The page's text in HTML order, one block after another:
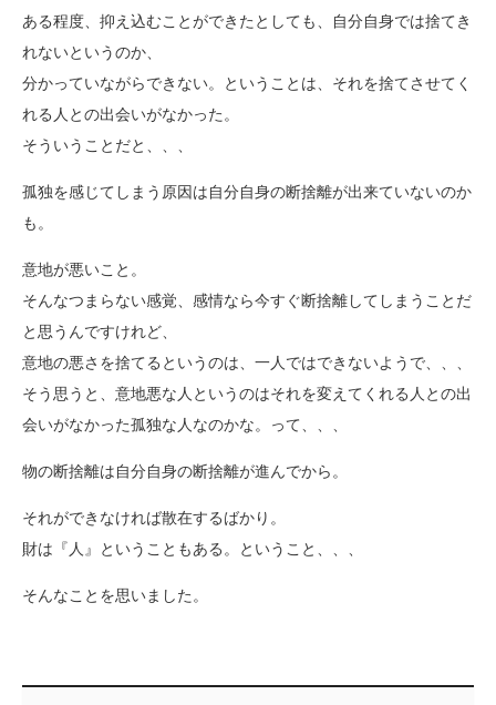
ある程度、抑え込むことができたとしても、自分自身では捨てき
れないというのか、
分かっていながらできない。ということは、それを捨てさせてく
れる人との出会いがなかった。
そういうことだと、、、
孤独を感じてしまう原因は自分自身の断捨離が出来ていないのか
も。
意地が悪いこと。
そんなつまらない感覚、感情なら今すぐ断捨離してしまうことだ
と思うんですけれど、
意地の悪さを捨てるというのは、一人ではできないようで、、、
そう思うと、意地悪な人というのはそれを変えてくれる人との出
会いがなかった孤独な人なのかな。って、、、
物の断捨離は自分自身の断捨離が進んでから。
それができなければ散在するばかり。
財は『人』ということもある。ということ、、、
そんなことを思いました。